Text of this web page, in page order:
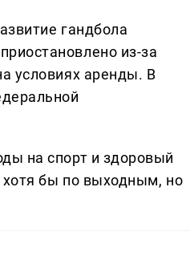
гандбола
из-за
условиях аренды. В
на спорт и здоровый
хотя бы по выходным, но